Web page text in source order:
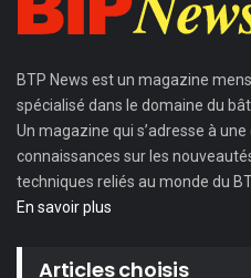
BTP News est un magazine
spécialisé dans le domaine du
Un magazine qui s’adresse à
connaissances sur les
techniques reliés au monde du
En savoir plus
Articles choisis